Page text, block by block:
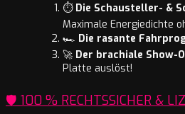
⏱️ Die Schausteller- &
Maximale Energiedichte
🏎️ Die rasante
🚀 Der brachiale Show-
Platte auslöst!
🛡️ 100 % RECHTSSICHER &